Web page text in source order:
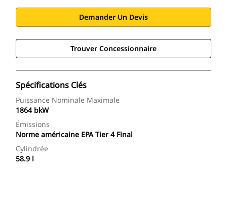
Demander Un Devis
Trouver Concessionnaire
Spécifications Clés
Puissance Nominale Maximale
1864 bkW
Émissions
Norme américaine EPA Tier 4 Final
Cylindrée
58.9 l